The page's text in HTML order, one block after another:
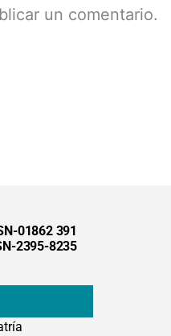
un comentario.
01862 391
2395-8235